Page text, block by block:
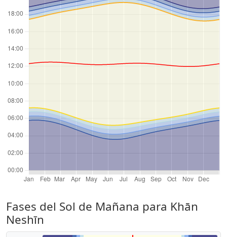
Fases del Sol de Mañana para Khān
Neshīn